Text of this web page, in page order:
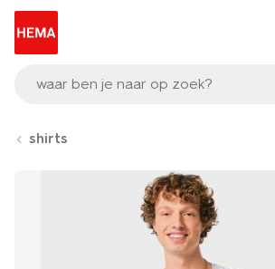
waar ben je naar op zoek?
shirts